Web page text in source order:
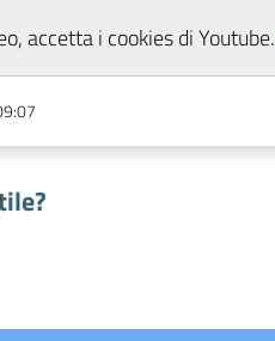
accetta i cookies di Youtube.